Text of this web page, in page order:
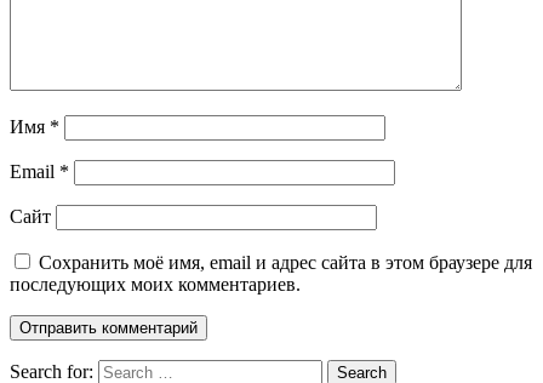
Имя *
Email *
Сайт
Сохранить моё имя, email и адрес сайта в этом браузере для
последующих моих комментариев.
Search for: Search